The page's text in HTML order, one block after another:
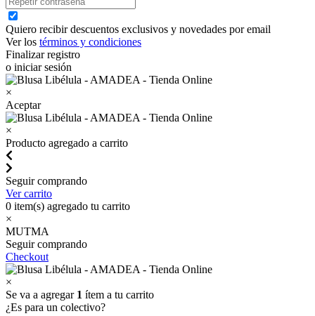
Quiero recibir descuentos exclusivos y novedades por email
Ver los términos y condiciones
Finalizar registro
o iniciar sesión
×
Aceptar
×
Producto agregado a carrito
Seguir comprando
Ver carrito
0 item(s) agregado tu carrito
×
MUTMA
Seguir comprando
Checkout
×
Se va a agregar 1 ítem a tu carrito
¿Es para un colectivo?